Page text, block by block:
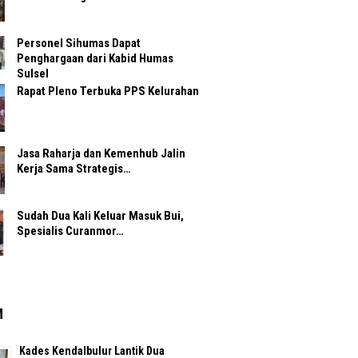
Personel Sihumas Dapat
Penghargaan dari Kabid Humas
Sulsel
Rapat Pleno Terbuka PPS Kelurahan
Jasa Raharja dan Kemenhub Jalin
Kerja Sama Strategis…
Sudah Dua Kali Keluar Masuk Bui,
Spesialis Curanmor…
Kades Kendalbulur Lantik Dua